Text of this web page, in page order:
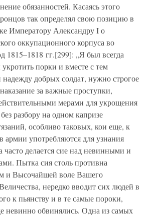
обязанностей. Касаясь этого
так определял свою позицию в
Императору Александру I о
оккупационного корпуса во
1815–1818 гг.[299]: „Я был всегда
порки и вместе с тем
добрых солдат, нужно строгое
за важные проступки,
мерами для укрощения
разбору на одном капризе
особливо таковых, кои еще, к
армии употребляются для узнания
делается сие над невинными и
Пытка сия столь противна
и Высочайшей воле Вашего
нередко вводит сих людей в
к пьянству и в те самые пороки,
невинно обвинялись. Одна из самых